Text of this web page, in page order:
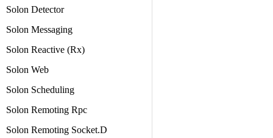
Solon Detector
Solon Messaging
Solon Reactive (Rx)
Solon Web
Solon Scheduling
Solon Remoting Rpc
Solon Remoting Socket.D